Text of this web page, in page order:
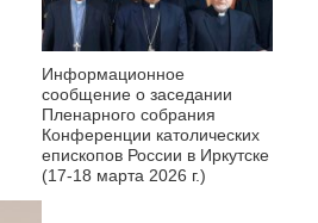
Информационное
сообщение о заседании
Пленарного собрания
Конференции католических
епископов России в Иркутске
(17-18 марта 2026 г.)